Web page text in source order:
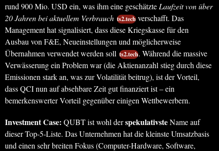
rund 900 Mio. USD ein, was ihm eine geschätzte Laufzeit von über
20 Jahren bei aktuellem Verbrauch ts2.tech verschafft. Das
Management hat signalisiert, dass diese Kriegskasse für den
Ausbau von F&E, Neueinstellungen und möglicherweise
Übernahmen verwendet werden soll ts2.tech. Während die massive
Verwässerung ein Problem war (die Aktienanzahl stieg durch diese
Emissionen stark an, was zur Volatilität beitrug), ist der Vorteil,
dass QCI nun auf absehbare Zeit gut finanziert ist – ein
bemerkenswerter Vorteil gegenüber einigen Wettbewerbern.
Investment Case: QUBT ist wohl derspekulativsteName auf
dieser Top-5-Liste. Das Unternehmen hat die kleinste Umsatzbasis
und einen sehr breiten Fokus (Computer-Hardware, Software,